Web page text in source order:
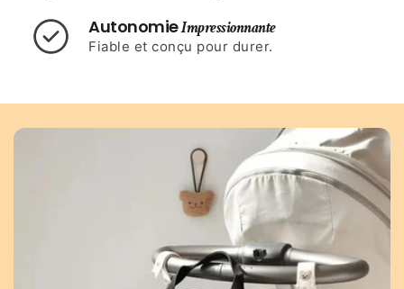
AutonomieImpressionnante
Fiable et conçu pour durer.